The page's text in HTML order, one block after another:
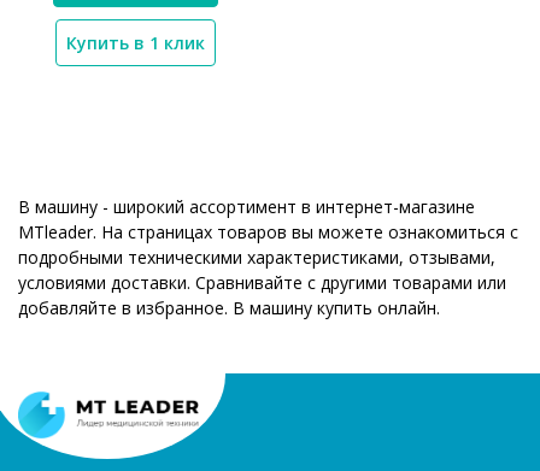
Купить в 1 клик
В машину - широкий ассортимент в интернет-магазине
MTleader. На страницах товаров вы можете ознакомиться с
подробными техническими характеристиками, отзывами,
условиями доставки. Сравнивайте с другими товарами или
добавляйте в избранное. В машину купить онлайн.